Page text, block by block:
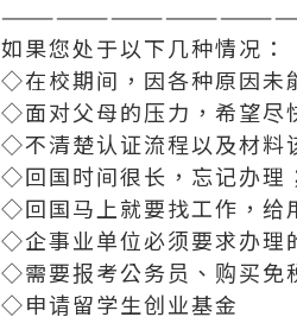
如果您处于以下几种情况：
◇在校期间，因各种原因未
◇面对父母的压力，希望尽
◇不清楚认证流程以及材料
◇回国时间很长，忘记办理
◇回国马上就要找工作，给
◇企事业单位必须要求办理
◇需要报考公务员、购买免
◇申请留学生创业基金